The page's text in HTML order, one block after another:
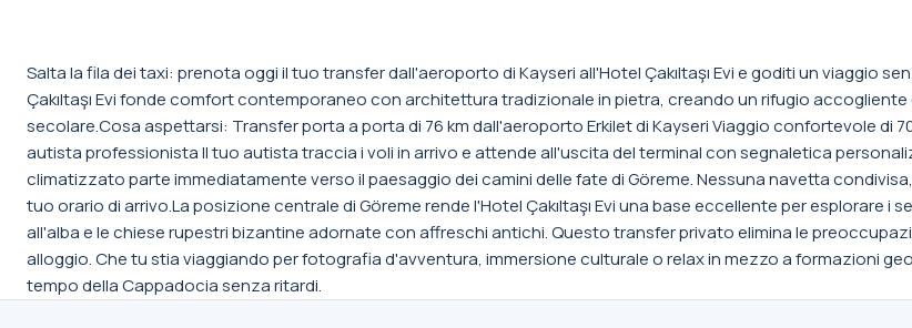
Salta la fila dei taxi: prenota oggi il tuo transfer dall'aeroporto di Kayseri all'Hotel Çakıltaşı Evi e goditi un viaggio
Çakıltaşı Evi fonde comfort contemporaneo con architettura tradizionale in pietra, creando un rifugio
secolare.Cosa aspettarsi: Transfer porta a porta di 76 km dall'aeroporto Erkilet di Kayseri Viaggio confortevole
autista professionista Il tuo autista traccia i voli in arrivo e attende all'uscita del terminal con segnaletica
climatizzato parte immediatamente verso il paesaggio dei camini delle fate di Göreme. Nessuna navetta
tuo orario di arrivo.La posizione centrale di Göreme rende l'Hotel Çakıltaşı Evi una base eccellente per esplorare i
all'alba e le chiese rupestri bizantine adornate con affreschi antichi. Questo transfer privato elimina le
alloggio. Che tu stia viaggiando per fotografia d'avventura, immersione culturale o relax in mezzo a formazioni
tempo della Cappadocia senza ritardi.